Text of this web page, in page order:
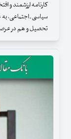
کارنامه ارزشمند و
سیاسی ـ
تحصیل و هم در